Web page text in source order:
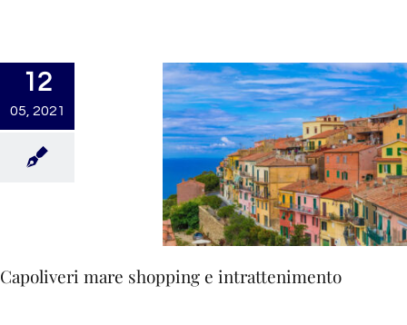
12
05, 2021
Capoliveri mare shopping e intrattenimento